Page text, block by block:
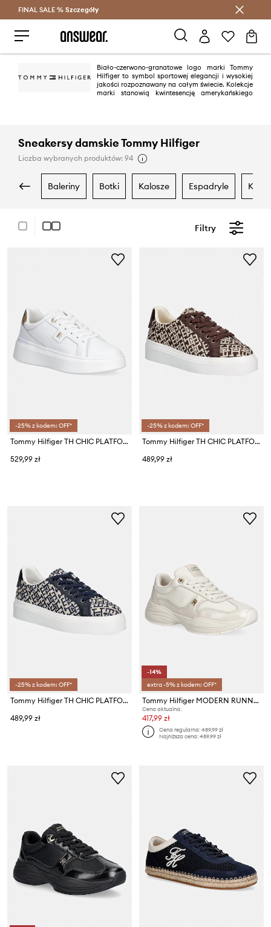
Oszczędzaj z Answear Club >
FINAL SALE % Szczegóły
Biało-czerwono-granatowe logo marki Tommy
Hilfiger to symbol sportowej elegancji i wysokiej
jakości rozpoznawany na całym świecie. Kolekcje
marki stanowią kwintesencję amerykańskiego
Sneakersy damskie Tommy Hilfiger
Liczba wybranych produktów: 94
baleriny botki kalosze espadryle
Filtry
-25% z kodem: OFF*
Tommy Hilfiger TH CHIC PLATFORM SNAKE sneakersy damskie skórzane
529,99 zł
-25% z kodem: OFF*
Tommy Hilfiger TH CHIC PLATFORM MONOGRAM sneakersy damskie
489,99 zł
-25% z kodem: OFF*
Tommy Hilfiger TH CHIC PLATFORM MONOGRAM sneakersy damskie
489,99 zł
-14%
extra -5% z kodem: OFF*
Tommy Hilfiger MODERN RUNNER SHINY LEATHER sneakersy damskie
Cena aktualna:
417,99 zł
Cena regularna:489,99 zł
Najniższa cena:489,99 zł